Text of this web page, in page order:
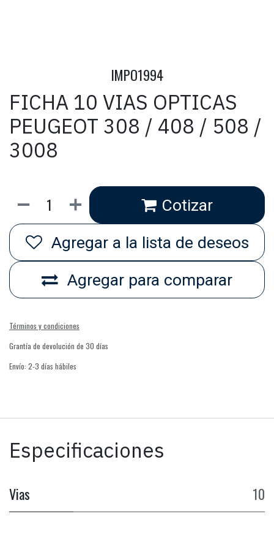
IMPO1994
FICHA 10 VIAS OPTICAS
PEUGEOT 308 / 408 / 508 /
3008
Cotizar
Agregar para comparar
Agregar a la lista de deseos
Términos y condiciones
Grantía de devolución de 30 días
Envío: 2-3 días hábiles
Especificaciones
Vias 10